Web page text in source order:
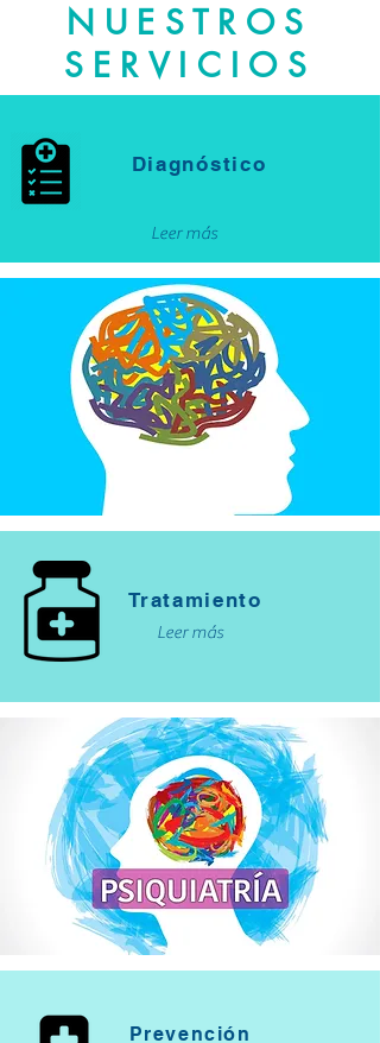
NUESTROS
SERVICIOS
Diagnóstico
Leer más
Tratamiento
Leer más
Prevención